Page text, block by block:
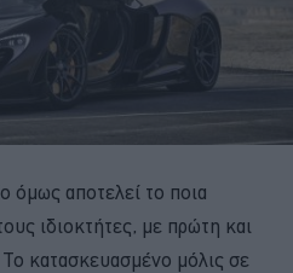
όμως αποτελεί το ποια
ιδιοκτήτες, με πρώτη και
κατασκευασμένο μόλις σε